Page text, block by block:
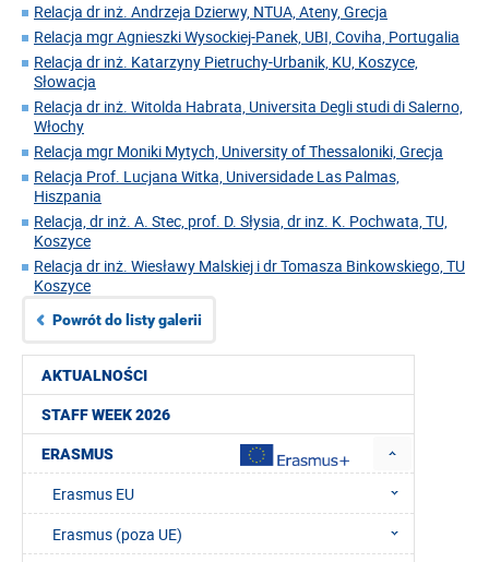
AKTUALNOŚCI
STAFF WEEK 2026
ERASMUS
Erasmus EU
Erasmus (poza UE)
Relacja dr inż. Andrzeja Dzierwy, NTUA, Ateny, Grecja
Relacja mgr Agnieszki Wysockiej-Panek, UBI, Coviha, Portugalia
Relacja dr inż. Katarzyny Pietruchy-Urbanik, KU, Koszyce,
Słowacja
Relacja dr inż. Witolda Habrata, Universita Degli studi di Salerno,
Włochy
Relacja mgr Moniki Mytych, University of Thessaloniki, Grecja
Relacja Prof. Lucjana Witka, Universidade Las Palmas,
Hiszpania
Relacja, dr inż. A. Stec, prof. D. Słysia, dr inz. K. Pochwata, TU,
Koszyce
Relacja dr inż. Wiesławy Malskiej i dr Tomasza Binkowskiego, TU
Koszyce
Powrót do listy galerii